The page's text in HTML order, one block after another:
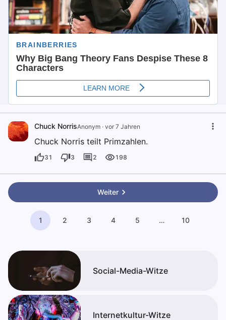
Chuck NorrisAnonym · vor 7 Jahren
Chuck Norris teilt Primzahlen.
31 3 2 198
Weiter
1 2 3 4 5 … 10
Social-Media-Witze
Internetkultur-Witze